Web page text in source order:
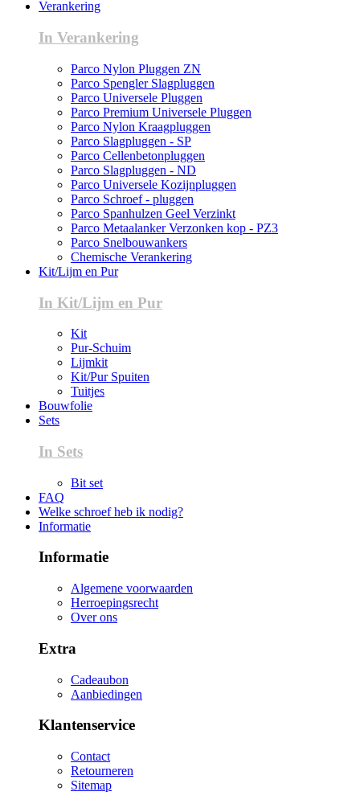
Verankering
In Verankering
Parco Nylon Pluggen ZN
Parco Spengler Slagpluggen
Parco Universele Pluggen
Parco Premium Universele Pluggen
Parco Nylon Kraagpluggen
Parco Slagpluggen - SP
Parco Cellenbetonpluggen
Parco Slagpluggen - ND
Parco Universele Kozijnpluggen
Parco Schroef - pluggen
Parco Spanhulzen Geel Verzinkt
Parco Metaalanker Verzonken kop - PZ3
Parco Snelbouwankers
Chemische Verankering
Kit/Lijm en Pur
In Kit/Lijm en Pur
Kit
Pur-Schuim
Lijmkit
Kit/Pur Spuiten
Tuitjes
Bouwfolie
Sets
In Sets
Bit set
FAQ
Welke schroef heb ik nodig?
Informatie
Informatie
Algemene voorwaarden
Herroepingsrecht
Over ons
Extra
Cadeaubon
Aanbiedingen
Klantenservice
Contact
Retourneren
Sitemap